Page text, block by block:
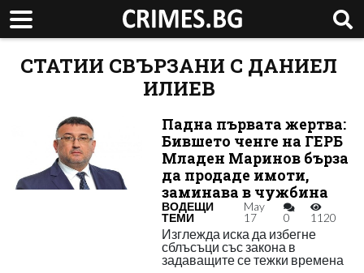
СТАТИИ СВЪРЗАНИ С ДАНИЕЛ
ИЛИЕВ
Падна първата жертва:
Бившето ченге на ГЕРБ
Младен Маринов бърза
да продаде имоти,
заминава в чужбина
ВОДЕЩИ
ТЕМИ
May
17
0 1120
Изглежда иска да избегне
сблъсъци със закона в
задаващите се тежки времена